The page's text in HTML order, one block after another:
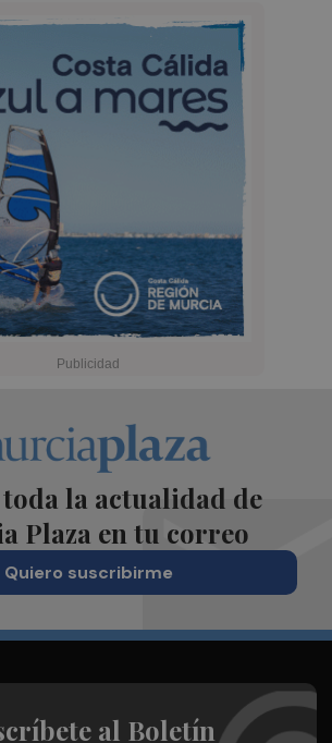
toda la actualidad de
Plaza en tu correo
Quiero suscribirme
al Boletín